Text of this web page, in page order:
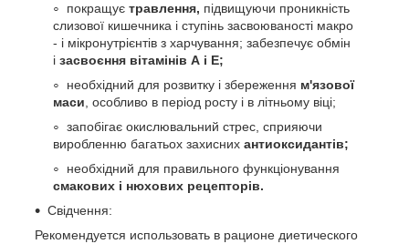
покращує травлення, підвищуючи проникність
слизової кишечника і ступінь засвоюваності макро
- і мікронутрієнтів з харчування; забезпечує обмін
і засвоєння вітамінів А і Е;
необхідний для розвитку і збереження м'язової
маси, особливо в період росту і в літньому віці;
запобігає окислювальний стрес, сприяючи
виробленню багатьох захисних антиоксидантів;
необхідний для правильного функціонування
смакових і нюхових рецепторів.
Свідчення:
Рекомендуется использовать в рационе диетического